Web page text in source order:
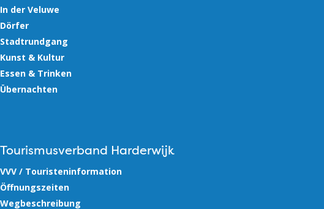
In der Veluwe
Dörfer
Stadtrundgang
Kunst & Kultur
Essen & Trinken
Übernachten
Tourismusverband Harderwijk
VVV / Touristeninformation
Öffnungszeiten
Wegbeschreibung